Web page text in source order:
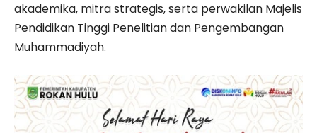
akademika, mitra strategis, serta perwakilan Majelis
Pendidikan Tinggi Penelitian dan Pengembangan
Muhammadiyah.